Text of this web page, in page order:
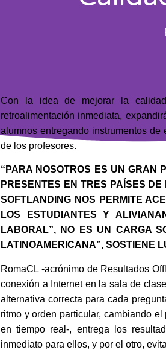
Con la idea de mejorar la
retroalimentación inmediata,
alumnos entregando instrumentos
de los profesores.
“PARA NOSOTROS ES UN GRAN
PRESENTES EN TRES PAÍSES
SOFTLANDING NOS PERMITE
LOS ESTUDIANTES Y
LABORAL”, NO ES UN CARGA
LATINOAMERICANA”, SOSTIENE
RomaCL -acrónimo de Resultados
conexión a Internet en la sala de
alternativa correcta para cada
ritmo y orden particular, cambiando
en tiempo real-, entrega los
inmediato para ellos, y por el otro,